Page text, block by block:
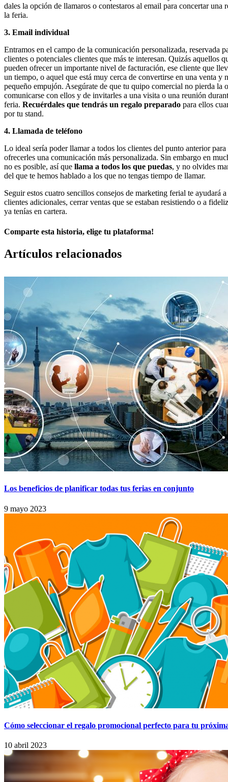
dales la opción de llamaros o contestaros al email para concertar una
la feria.
3. Email individual
Entramos en el campo de la comunicación personalizada, reservada
clientes o potenciales clientes que más te interesan. Quizás aquellos
pueden ofrecer un importante nivel de facturación, ese cliente que
un tiempo, o aquel que está muy cerca de convertirse en una venta y
pequeño empujón. Asegúrate de que tu quipo comercial no pierda la
comunicarse con ellos y de invitarles a una visita o una reunión
feria. Recuérdales que tendrás un regalo preparado para ellos
por tu stand.
4. Llamada de teléfono
Lo ideal sería poder llamar a todos los clientes del punto anterior para
ofrecerles una comunicación más personalizada. Sin embargo en
no es posible, así que llama a todos los que puedas, y no olvides
del que te hemos hablado a los que no tengas tiempo de llamar.
Seguir estos cuatro sencillos consejos de marketing ferial te ayudará
clientes adicionales, cerrar ventas que se estaban resistiendo o a
ya tenías en cartera.
Comparte esta historia, elige tu plataforma!
Facebook
X
LinkedIn
Correo
electrónico
Artículos relacionados
Los beneficios de planificar todas tus ferias en conjunto
9 mayo 2023
Cómo seleccionar el regalo promocional perfecto para tu
10 abril 2023